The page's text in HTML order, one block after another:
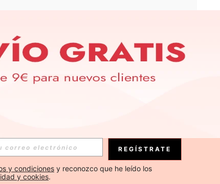
APP
PROMOCIONES Y NOTICIAS DE SHEIN
REGÍSTRATE
y condiciones y reconozco que he leído los
y cookies.